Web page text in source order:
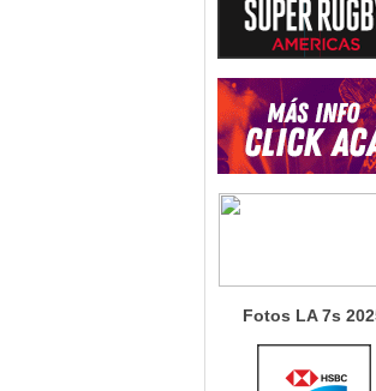
Fotos LA 7s